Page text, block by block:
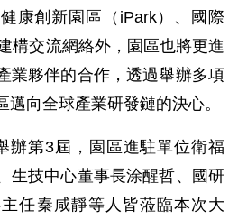
康創新園區（iPark）、國際
構交流網絡外，園區也將更進
業夥伴的合作，透過舉辦多項
邁向全球產業研發鏈的決心。
辦第3屆，園區進駐單位衛福
生技中心董事長涂醒哲、國研
任秦咸靜等人皆蒞臨本次大